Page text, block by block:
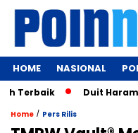
HOME NASIONAL
Duit Haram EDC
Home / Pers Rilis